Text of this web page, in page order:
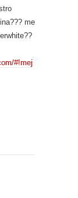
me
#!mej